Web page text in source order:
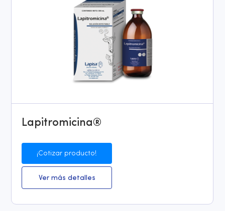
Lapitromicina®
¡Cotizar producto!
Ver más detalles